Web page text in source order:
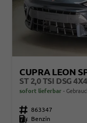
CUPRA LEON
ST 2,0 TSI DSG
sofort lieferbar
Fahrzeugnr. 863347
Kraftstoff
Benzin